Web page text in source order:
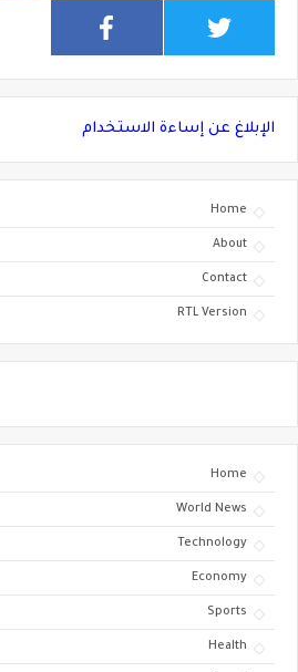
الإبلاغ عن إساءة الاستخدام
Home
About
Contact
RTL Version
Home
World News
Technology
Economy
Sports
Health